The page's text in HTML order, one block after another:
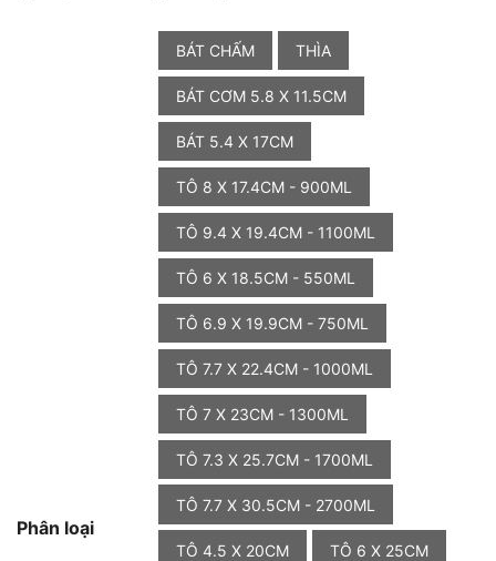
Phân loại
BÁT CHẤM THÌA
BÁT CƠM 5.8 X 11.5CM
BÁT 5.4 X 17CM
TÔ 8 X 17.4CM - 900ML
TÔ 9.4 X 19.4CM - 1100ML
TÔ 6 X 18.5CM - 550ML
TÔ 6.9 X 19.9CM - 750ML
TÔ 7.7 X 22.4CM - 1000ML
TÔ 7 X 23CM - 1300ML
TÔ 7.3 X 25.7CM - 1700ML
TÔ 7.7 X 30.5CM - 2700ML
TÔ 4.5 X 20CM TÔ 6 X 25CM